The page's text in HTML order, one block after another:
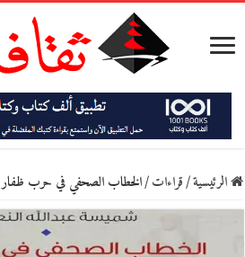
الرئيسية/قراءات/الخطاب الصحفي في حرب ظفار